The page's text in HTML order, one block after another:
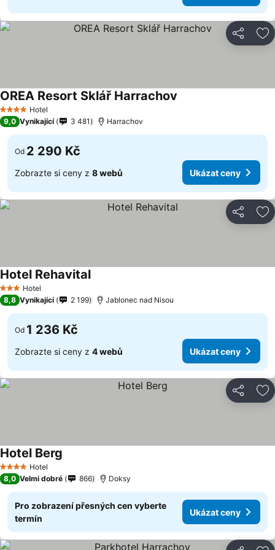
Sdílet
4 Počet hvězdiček
Hotel
OREA Resort Sklář Harrachov
9,0 Vynikající 3 481 Harrachov
Od 2 290 Kč
Zobrazte si ceny z 8 webů Ukázat ceny
Sdílet
3 Počet hvězdiček
Hotel
Hotel Rehavital
8,8 Vynikající 2 199 Jablonec nad Nisou
Od 1 236 Kč
Zobrazte si ceny z 4 webů Ukázat ceny
Sdílet
4 Počet hvězdiček
Hotel
Hotel Berg
8,0 Velmi dobré 866 Doksy
Pro zobrazení přesných cen vyberte
termín
Ukázat ceny